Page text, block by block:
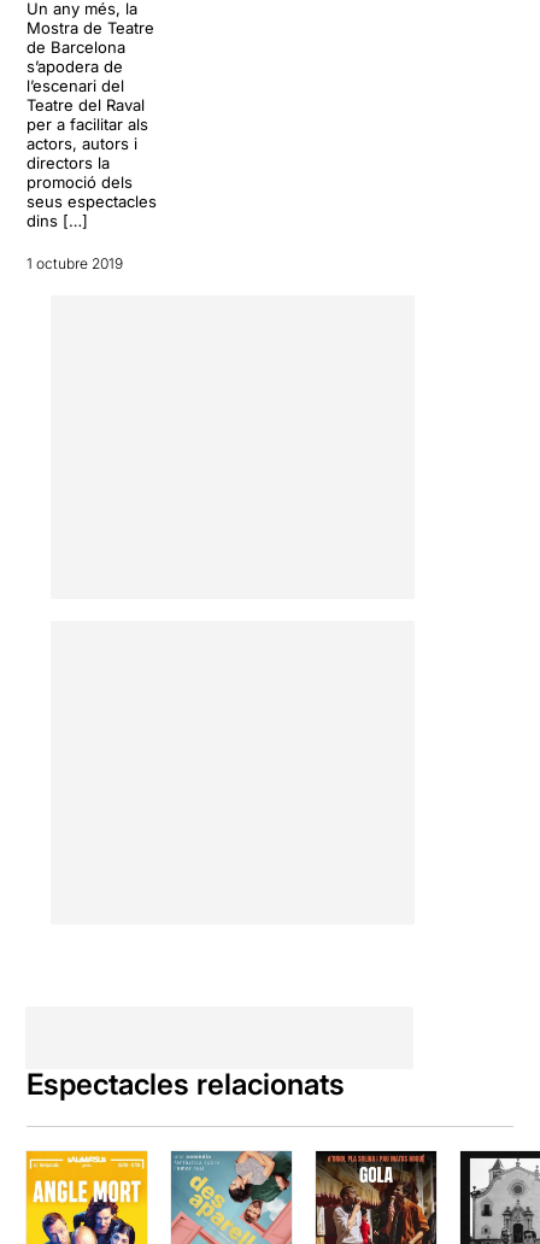
Un any més, la
Mostra de Teatre
de Barcelona
s’apodera de
l’escenari del
Teatre del Raval
per a facilitar als
actors, autors i
directors la
promoció dels
seus espectacles
dins […]
1 octubre 2019
Espectacles relacionats